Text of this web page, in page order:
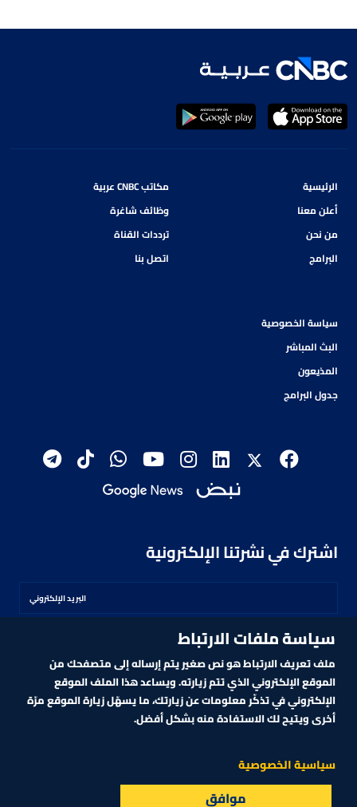
الرئيسية
أعلن معنا
من نحن
البرامج
مكاتب CNBC عربية
وظائف شاغرة
ترددات القناة
اتصل بنا
سياسة الخصوصية
البث المباشر
المذيعون
جدول البرامج
اشترك في نشرتنا الإلكترونية
اشترك
2026
CNBCARABIA.COM. ALL RIGHTS RESERVED
سياسة ملفات الارتباط
ملف تعريف الارتباط هو نص صغير يتم إرساله إلى متصفحك من
الموقع الإلكتروني الذي تتم زيارته. ويساعد هذا الملف الموقع
الإلكتروني في تذكّر معلومات عن زيارتك، ما يسهّل زيارة الموقع مرّة
أخرى ويتيح لك الاستفادة منه بشكل أفضل.
سياسية الخصوصية
موافق
تسلا تتوسع في الهند لمنافسة عمالقة السيارات